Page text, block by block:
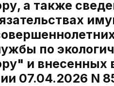
а также
по
и внесенных
07.04.2026 N